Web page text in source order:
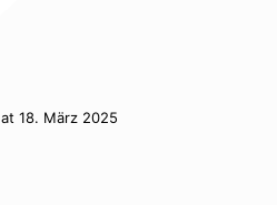
at 18. März 2025